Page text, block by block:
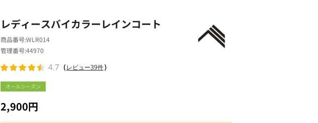
オールシーズン
レディースバイカラーレインコート
2,900円
商品番号WLR014
管理番号44970
4.7 （レビュー39件）